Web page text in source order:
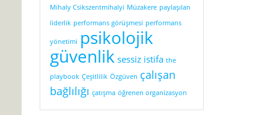
Mihaly Csikszentmihalyi Müzakere paylaşılan
liderlik performans görüşmesi performans
yönetimi psikolojik
güvenlik sessiz istifa the
playbook Çeşitlilik Özgüven çalışan
bağlılığı çatışma öğrenen organizasyon